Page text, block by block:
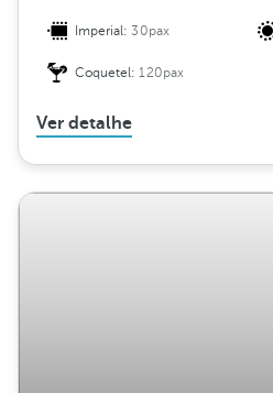
Imperial:30pax
Coquetel:120pax
Ver detalhe